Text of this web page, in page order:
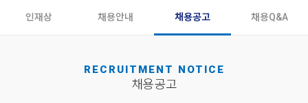
인재상 채용안내 채용공고 채용Q&A
RECRUITMENT NOTICE
채용공고